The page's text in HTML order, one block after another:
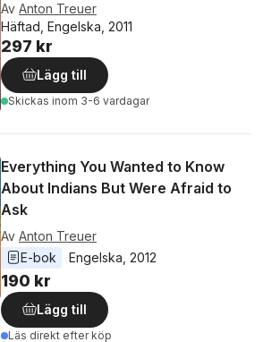
Av Anton Treuer
Häftad, Engelska, 2011
297 kr
Lägg till
Skickas inom 3-6 vardagar
Everything You Wanted to Know
About Indians But Were Afraid to
Ask
Av Anton Treuer
E-bok
Engelska 2012
190 kr
Lägg till
Läs direkt efter köp